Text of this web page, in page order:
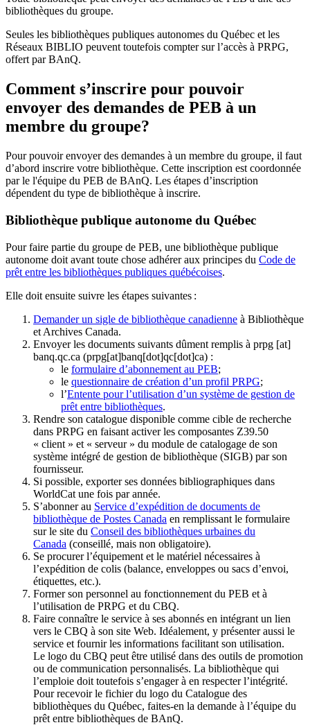
bibliothèques du groupe.
Seules les bibliothèques publiques autonomes du Québec et les
Réseaux BIBLIO peuvent toutefois compter sur l’accès à PRPG,
offert par BAnQ.
Comment s’inscrire pour pouvoir
envoyer des demandes de PEB à un
membre du groupe?
Pour pouvoir envoyer des demandes à un membre du groupe, il faut
d’abord inscrire votre bibliothèque. Cette inscription est coordonnée
par le l'équipe du PEB de BAnQ. Les étapes d’inscription
dépendent du type de bibliothèque à inscrire.
Bibliothèque publique autonome du Québec
Pour faire partie du groupe de PEB, une bibliothèque publique
autonome doit avant toute chose adhérer aux principes du Code de
prêt entre les bibliothèques publiques québécoises.
Elle doit ensuite suivre les étapes suivantes :
Demander un sigle de bibliothèque canadienne à Bibliothèque
et Archives Canada.
Envoyer les documents suivants dûment remplis à prpg [at]
banq.qc.ca (prpg[at]banq[dot]qc[dot]ca) :
le formulaire d’abonnement au PEB;
le questionnaire de création d’un profil PRPG;
l’Entente pour l’utilisation d’un système de gestion de
prêt entre bibliothèques.
Rendre son catalogue disponible comme cible de recherche
dans PRPG en faisant activer les composantes Z39.50
« client » et « serveur » du module de catalogage de son
système intégré de gestion de bibliothèque (SIGB) par son
fournisseur.
Si possible, exporter ses données bibliographiques dans
WorldCat une fois par année.
S’abonner au Service d’expédition de documents de
bibliothèque de Postes Canada en remplissant le formulaire
sur le site du Conseil des bibliothèques urbaines du
Canada (conseillé, mais non obligatoire).
Se procurer l’équipement et le matériel nécessaires à
l’expédition de colis (balance, enveloppes ou sacs d’envoi,
étiquettes, etc.).
Former son personnel au fonctionnement du PEB et à
l’utilisation de PRPG et du CBQ.
Faire connaître le service à ses abonnés en intégrant un lien
vers le CBQ à son site Web. Idéalement, y présenter aussi le
service et fournir les informations facilitant son utilisation.
Le logo du CBQ peut être utilisé dans des outils de promotion
ou de communication personnalisés. La bibliothèque qui
l’emploie doit toutefois s’engager à en respecter l’intégrité.
Pour recevoir le fichier du logo du Catalogue des
bibliothèques du Québec, faites-en la demande à l’équipe du
prêt entre bibliothèques de BAnQ.